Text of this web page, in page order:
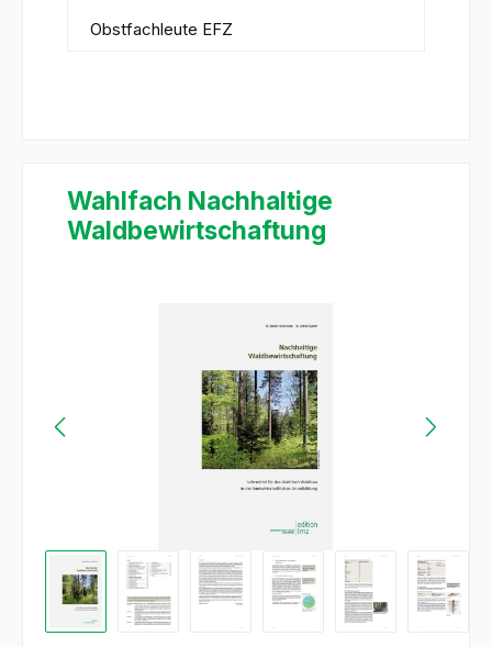
Obstfachleute EFZ
Wahlfach Nachhaltige
Waldbewirtschaftung